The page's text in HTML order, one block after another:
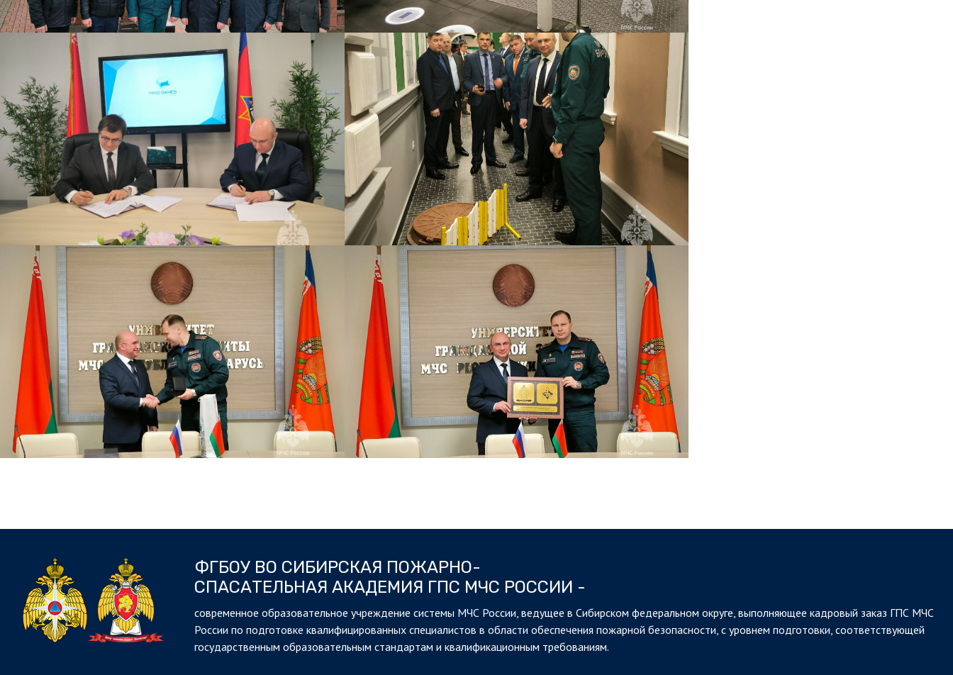
ФГБОУ ВО СИБИРСКАЯ ПОЖАРНО-
СПАСАТЕЛЬНАЯ АКАДЕМИЯ ГПС МЧС РОССИИ -
cовременное образовательное учреждение системы МЧС России, ведущее в Сибирском федеральном округе, выполняющее кадровый заказ ГПС МЧС
России по подготовке квалифицированных специалистов в области обеспечения пожарной безопасности, с уровнем подготовки, соответствующей
государственным образовательным стандартам и квалификационным требованиям.